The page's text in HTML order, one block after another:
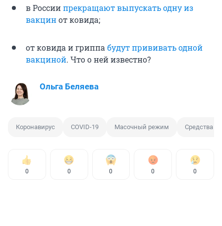
в Россиипрекращают выпускать одну из
вакцинот ковида;
от ковида и гриппабудут прививать одной
вакциной. Что о ней известно?
Ольга Беляева
Коронавирус COVID-19 Масочный режим Средства
0 0 0 0 0